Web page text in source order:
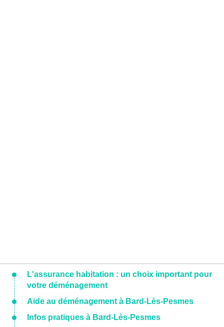
L'assurance habitation : un choix important pour
votre déménagement
Aide au déménagement à Bard-Lès-Pesmes
Infos pratiques à Bard-Lès-Pesmes